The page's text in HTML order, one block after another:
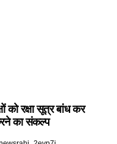
को रक्षा सूत्र बांध कर
का संकल्प